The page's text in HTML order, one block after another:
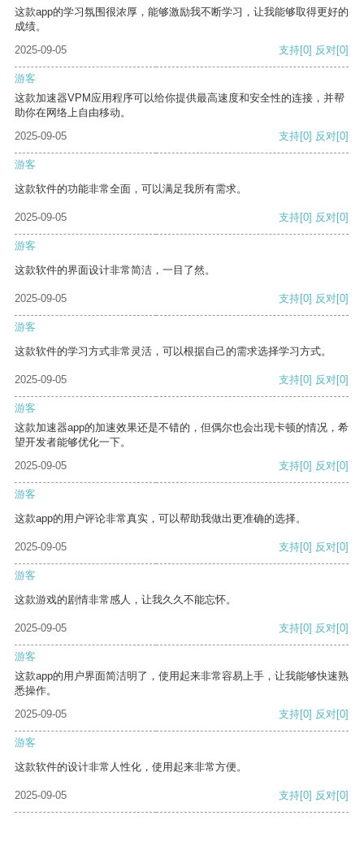
这款app的学习氛围很浓厚，能够激励我不断学习，让我能够取得更好的
成绩。
2025-09-05
支持[0] 反对[0]
游客
这款加速器VPM应用程序可以给你提供最高速度和安全性的连接，并帮
助你在网络上自由移动。
2025-09-05
支持[0] 反对[0]
游客
这款软件的功能非常全面，可以满足我所有需求。
2025-09-05 支持[0] 反对[0]
游客
这款软件的界面设计非常简洁，一目了然。
2025-09-05 支持[0] 反对[0]
游客
这款软件的学习方式非常灵活，可以根据自己的需求选择学习方式。
2025-09-05 支持[0] 反对[0]
游客
这款加速器app的加速效果还是不错的，但偶尔也会出现卡顿的情况，希
望开发者能够优化一下。
2025-09-05
支持[0] 反对[0]
游客
这款app的用户评论非常真实，可以帮助我做出更准确的选择。
2025-09-05 支持[0] 反对[0]
游客
这款游戏的剧情非常感人，让我久久不能忘怀。
2025-09-05 支持[0] 反对[0]
游客
这款app的用户界面简洁明了，使用起来非常容易上手，让我能够快速熟
悉操作。
2025-09-05
支持[0] 反对[0]
游客
这款软件的设计非常人性化，使用起来非常方便。
2025-09-05 支持[0] 反对[0]